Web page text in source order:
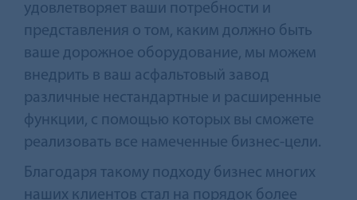
удовлетворяет ваши потребности и
представления о том, каким должно быть
ваше дорожное оборудование, мы можем
внедрить в ваш асфальтовый завод
различные нестандартные и расширенные
функции, с помощью которых вы сможете
реализовать все намеченные бизнес-цели.
Благодаря такому подходу бизнес многих
наших клиентов стал на порядок более